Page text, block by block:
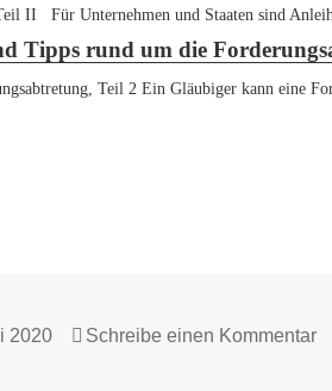
II Für Unternehmen und Staaten sind
Tipps rund um die
Teil 2 Ein Gläubiger kann eine
2020 Schreibe einen Kommentar